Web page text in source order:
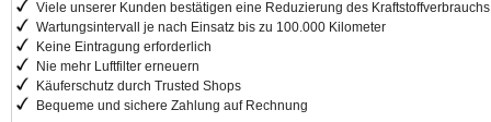
Viele unserer Kunden bestätigen eine Reduzierung des Kraftstoffverbrauchs
Wartungsintervall je nach Einsatz bis zu 100.000 Kilometer
Keine Eintragung erforderlich
Nie mehr Luftfilter erneuern
Käuferschutz durch Trusted Shops
Bequeme und sichere Zahlung auf Rechnung